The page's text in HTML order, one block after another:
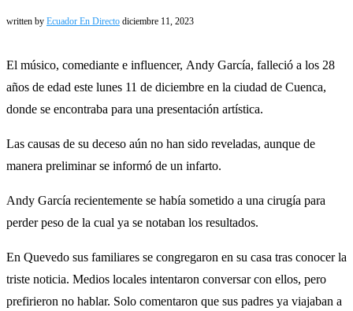
written by Ecuador En Directo diciembre 11, 2023
El músico, comediante e influencer, Andy García, falleció a los 28
años de edad este lunes 11 de diciembre en la ciudad de Cuenca,
donde se encontraba para una presentación artística.
Las causas de su deceso aún no han sido reveladas, aunque de
manera preliminar se informó de un infarto.
Andy García recientemente se había sometido a una cirugía para
perder peso de la cual ya se notaban los resultados.
En Quevedo sus familiares se congregaron en su casa tras conocer la
triste noticia. Medios locales intentaron conversar con ellos, pero
prefirieron no hablar. Solo comentaron que sus padres ya viajaban a